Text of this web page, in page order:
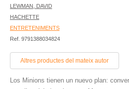
LEWMAN, DAVID
HACHETTE
ENTRETENIMENTS
Ref. 9791388034824
Altres productes del mateix autor
Los Minions tienen un nuevo plan: